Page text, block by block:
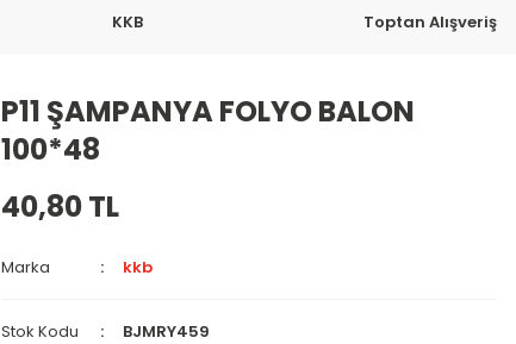
KKB Toptan Alışveriş
P11 ŞAMPANYA FOLYO BALON
100*48
40,80 TL
Marka kkb
Stok Kodu BJMRY459